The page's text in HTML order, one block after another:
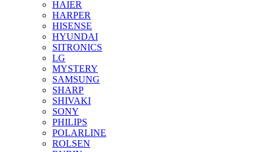
HAIER
HARPER
HISENSE
HYUNDAI
SITRONICS
LG
MYSTERY
SAMSUNG
SHARP
SHIVAKI
SONY
PHILIPS
POLARLINE
ROLSEN